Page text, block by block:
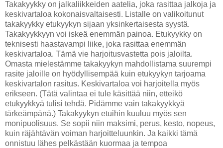
Takakyykky on jalkaliikkeiden aatelia, joka rasittaa jalkoja ja
keskivartaloa kokonaisvaltaisesti. Listalle on valikoitunut
takakyykky etukyykyn sijaan yksinkertaisesta syystä.
Takakyykkyyn voi iskeä enemmän painoa. Etukyykky on
teknisesti haastavampi liike, joka rasittaa enemmän
keskivartaloa. Tämä vie harjoitusvastetta pois jaloilta.
Omasta mielestämme takakyykyn mahdollistama suurempi
rasite jaloille on hyödyllisempää kuin etukyykyn tarjoama
keskivartalon rasitus. Keskivartaloa voi harjoitella myös
erikseen. (Tätä valintaa ei tule käsittää niin, etteikö
etukyykkyä tulisi tehdä. Pidämme vain takakyykkyä
tärkeämpänä.) Takakyykyn etuihin kuuluu myös sen
monipuolisuus. Se sopii niin maksimi, perus, kesto, nopeus,
kuin räjähtävän voiman harjoitteluunkin. Ja kaikki tämä
onnistuu lähes pelkästään kuormaa ja tempoa